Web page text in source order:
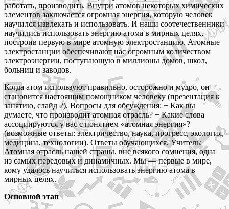
работать, производить. Внутри атомов некоторых химических
элементов заключается огромная энергия, которую человек
научился извлекать и использовать. И наши соотечественники
научились использовать энергию атома в мирных целях,
построив первую в мире атомную электростанцию. Атомные
электростанции обеспечивают нас огромным количеством
электроэнергии, поступающую в миллионы домов, школ,
больниц и заводов.
Когда атом используют правильно, осторожно и мудро, он
становится настоящим помощником человеку (презентация к
занятию, слайд 2). Вопросы для обсуждения: − Как вы
думаете, что производит атомная отрасль? − Какие слова
ассоциируются у вас с понятием «атомная энергия»?
(возможные ответы: электричество, наука, прогресс, экология,
медицина, технологии). Ответы обучающихся. Учитель:
Атомная отрасль нашей страны, вне всякого сомнения, одна
из самых передовых и динамичных. Мы — первые в мире,
кому удалось научиться использовать энергию атома в
мирных целях.
Основной этап